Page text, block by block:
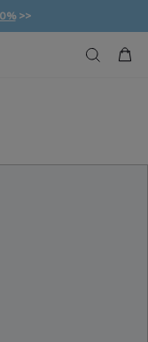
>>
49€